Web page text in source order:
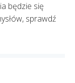
będzie się
sprawdź